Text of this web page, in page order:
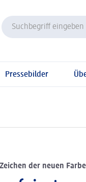
Pressebilder
der neuen Farbe